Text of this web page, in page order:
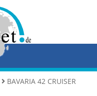
BAVARIA 42 CRUISER